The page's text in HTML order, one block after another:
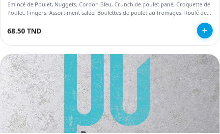
Emincé de Poulet, Nuggets, Cordon Bleu, Crunch de poulet pané, Croquette de
Poulet, Fingers, Assortiment salée, Boulettes de poulet au fromages, Roulé de
poulet au fromage, Assortiment de Sauces, Riz, Salade, Frites, Penne arabiata.
68.50 TND